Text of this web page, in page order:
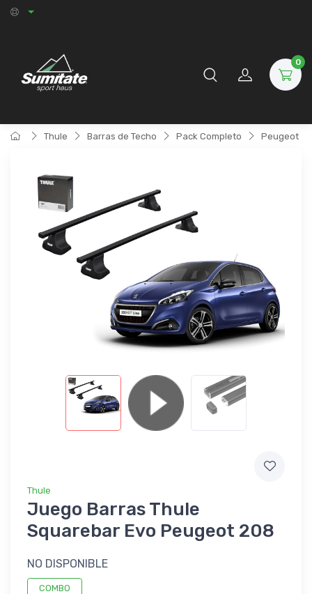
0
Thule Barras de Techo Pack Completo Peugeot
Thule
Juego Barras Thule
Squarebar Evo Peugeot 208
NO DISPONIBLE
COMBO